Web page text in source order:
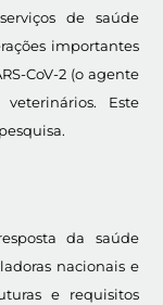
de saúde
importantes
CoV-2 (o agente
Este
da saúde
nacionais e
e requisitos